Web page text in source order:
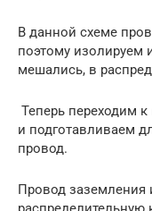
В данной схеме
поэтому изолируем
мешались, в
Теперь переходим
и подготавливаем
провод.
Провод заземления